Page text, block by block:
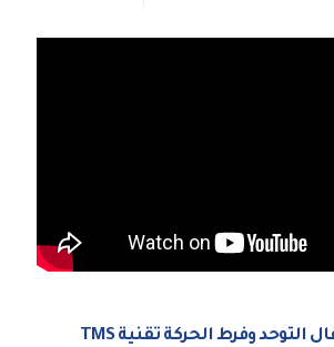
أمل جديد لأطفال التوحد وفرط الحركة تقنية TMS